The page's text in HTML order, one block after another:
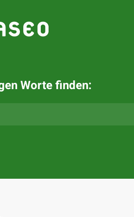
Worte finden: